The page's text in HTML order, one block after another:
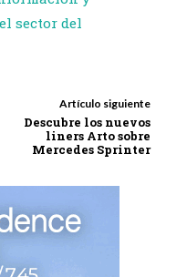
sector del
Artículo siguiente
Descubre los nuevos
liners Arto sobre
Mercedes Sprinter